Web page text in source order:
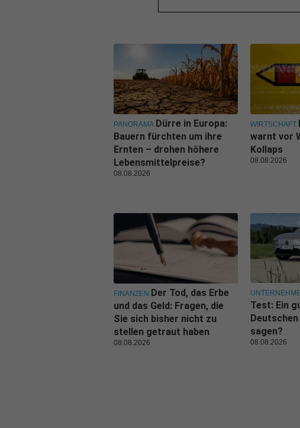
PANORAMA Dürre in Europa:
Bauern fürchten um ihre
Ernten – drohen höhere
Lebensmittelpreise?
08.08.2026
WIRTSCHAFT
warnt vor
Kollaps
08.08.2026
FINANZEN Der Tod, das Erbe
und das Geld: Fragen, die
Sie sich bisher nicht zu
stellen getraut haben
08.08.2026
Test: Ein
sagen?
08.08.2026